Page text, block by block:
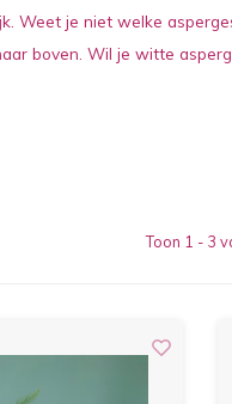
Weet je niet welke
boven. Wil je witte
Toon 1 - 3